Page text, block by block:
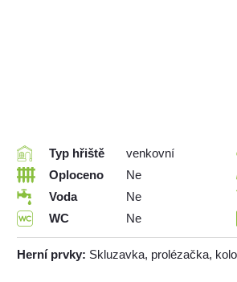
Typ hřiště
venkovní
Oploceno
Ne
Voda
Ne
WC
Ne
Herní prvky: Skluzavka, prolézačka,